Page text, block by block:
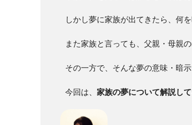
しかし夢に家族が出てきたら、何
また家族と言っても、父親・母親
その一方で、そんな夢の意味・暗
今回は、 家族の夢について解説し